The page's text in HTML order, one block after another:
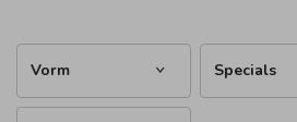
Vorm Specials